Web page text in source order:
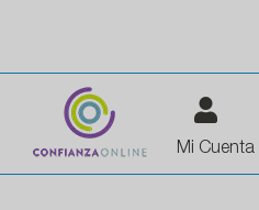
Mi Cuenta